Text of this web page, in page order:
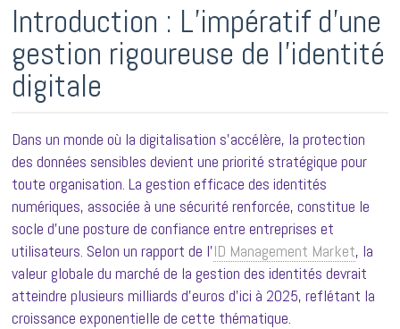
Introduction : L’impératif d’une
gestion rigoureuse de l’identité
digitale
Dans un monde où la digitalisation s’accélère, la protection
des données sensibles devient une priorité stratégique pour
toute organisation. La gestion efficace des identités
numériques, associée à une sécurité renforcée, constitue le
socle d’une posture de confiance entre entreprises et
utilisateurs. Selon un rapport de l’ID Management Market, la
valeur globale du marché de la gestion des identités devrait
atteindre plusieurs milliards d’euros d’ici à 2025, reflétant la
croissance exponentielle de cette thématique.